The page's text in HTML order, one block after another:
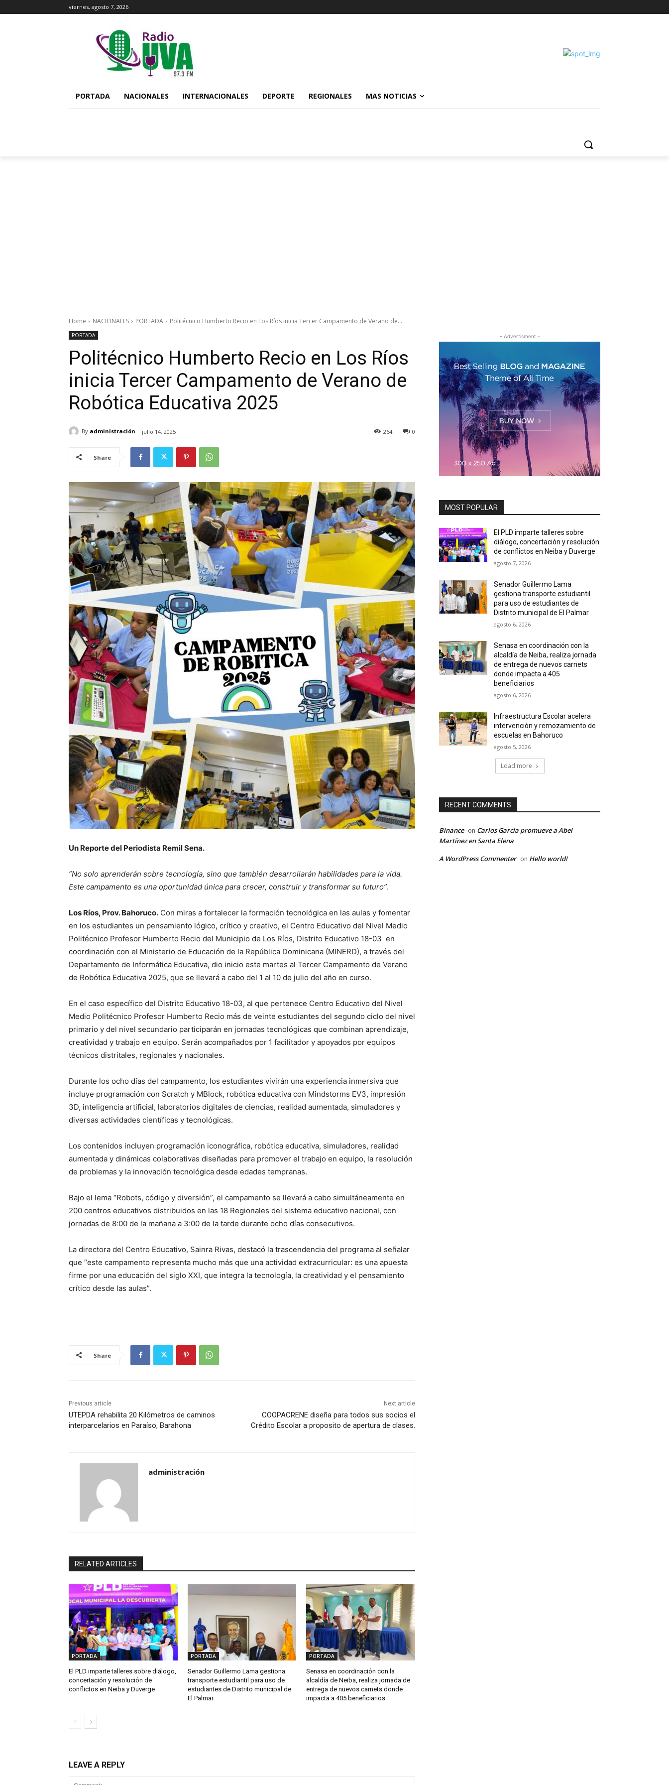
viernes, agosto 7, 2026
PORTADA NACIONALES INTERNACIONALES DEPORTE REGIONALES MAS NOTICIAS
Home NACIONALES PORTADA Politécnico Humberto Recio en Los Ríos inicia Tercer Campamento de Verano de...
PORTADA
Politécnico Humberto Recio en Los Ríos
inicia Tercer Campamento de Verano de
Robótica Educativa 2025
By administración julio 14, 2025 0
264
Share
Un Reporte del Periodista Remil Sena.
“No solo aprenderán sobre tecnología, sino que también desarrollarán habilidades para la vida.
Este campamento es una oportunidad única para crecer, construir y transformar su futuro”.
Los Ríos, Prov. Bahoruco. Con miras a fortalecer la formación tecnológica en las aulas y fomentar
en los estudiantes un pensamiento lógico, crítico y creativo, el Centro Educativo del Nivel Medio
Politécnico Profesor Humberto Recio del Municipio de Los Ríos, Distrito Educativo 18-03 en
coordinación con el Ministerio de Educación de la República Dominicana (MINERD), a través del
Departamento de Informática Educativa, dio inicio este martes al Tercer Campamento de Verano
de Robótica Educativa 2025, que se llevará a cabo del 1 al 10 de julio del año en curso.
En el caso específico del Distrito Educativo 18-03, al que pertenece Centro Educativo del Nivel
Medio Politécnico Profesor Humberto Recio más de veinte estudiantes del segundo ciclo del nivel
primario y del nivel secundario participarán en jornadas tecnológicas que combinan aprendizaje,
creatividad y trabajo en equipo. Serán acompañados por 1 facilitador y apoyados por equipos
técnicos distritales, regionales y nacionales.
Durante los ocho días del campamento, los estudiantes vivirán una experiencia inmersiva que
incluye programación con Scratch y MBlock, robótica educativa con Mindstorms EV3, impresión
3D, inteligencia artificial, laboratorios digitales de ciencias, realidad aumentada, simuladores y
diversas actividades científicas y tecnológicas.
Los contenidos incluyen programación iconográfica, robótica educativa, simuladores, realidad
aumentada y dinámicas colaborativas diseñadas para promover el trabajo en equipo, la resolución
de problemas y la innovación tecnológica desde edades tempranas.
Bajo el lema “Robots, código y diversión”, el campamento se llevará a cabo simultáneamente en
200 centros educativos distribuidos en las 18 Regionales del sistema educativo nacional, con
jornadas de 8:00 de la mañana a 3:00 de la tarde durante ocho días consecutivos.
La directora del Centro Educativo, Sainra Rivas, destacó la trascendencia del programa al señalar
que “este campamento representa mucho más que una actividad extracurricular: es una apuesta
firme por una educación del siglo XXI, que integra la tecnología, la creatividad y el pensamiento
crítico desde las aulas”.
Share
Previous article
UTEPDA rehabilita 20 Kilómetros de caminos
interparcelarios en Paraíso, Barahona
Next article
COOPACRENE diseña para todos sus socios el
Crédito Escolar a proposito de apertura de clases.
administración
RELATED ARTICLES
PORTADA
El PLD imparte talleres sobre diálogo,
concertación y resolución de
conflictos en Neiba y Duverge
PORTADA
Senador Guillermo Lama gestiona
transporte estudiantil para uso de
estudiantes de Distrito municipal de
El Palmar
PORTADA
Senasa en coordinación con la
alcaldía de Neiba, realiza jornada de
entrega de nuevos carnets donde
impacta a 405 beneficiarios
LEAVE A REPLY
- Advertisment -
MOST POPULAR
El PLD imparte talleres sobre
diálogo, concertación y resolución
de conflictos en Neiba y Duverge
agosto 7, 2026
Senador Guillermo Lama
gestiona transporte estudiantil
para uso de estudiantes de
Distrito municipal de El Palmar
agosto 6, 2026
Senasa en coordinación con la
alcaldía de Neiba, realiza jornada
de entrega de nuevos carnets
donde impacta a 405
beneficiarios
agosto 6, 2026
Infraestructura Escolar acelera
intervención y remozamiento de
escuelas en Bahoruco
agosto 5, 2026
Load more
RECENT COMMENTS
Binance on Carlos García promueve a Abel
Martínez en Santa Elena
A WordPress Commenter on Hello world!